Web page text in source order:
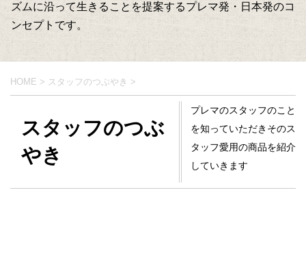
ズムに沿って生きることを提案するプレマ発・日本発のコ
ンセプトです。
HOME > スタッフのつぶやき >
スタッフのつぶ
やき
プレマのスタッフのこと
を知っていただきそのス
タッフ愛用の商品を紹介
していきます